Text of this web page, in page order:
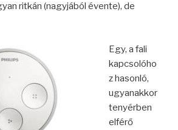
ritkán (nagyjából évente), de
Egy, a fali
kapcsolóho
z hasonló,
ugyanakkor
tenyérben
elférő